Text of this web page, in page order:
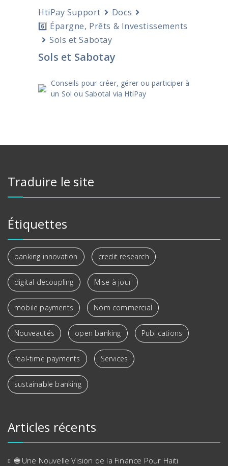
HtiPay Support
Docs
6️⃣ Épargne, Prêts & Investissements
Sols et Sabotay
Sols et Sabotay
Conseils pour créer, gérer ou participer à
un Sol ou Sabotal via HtiPay
Traduire le site
Étiquettes
banking innovation credit research
digital decoupling Mise à jour
mobile payments Nom commercial
Nouveautés open banking Publications
real-time payments Services
sustainable banking
Articles récents
🌐 Une Nouvelle Vision de la Finance Pour Haïti